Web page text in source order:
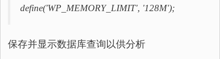
define('WP_MEMORY_LIMIT', '128M');
保存并显示数据库查询以供分析